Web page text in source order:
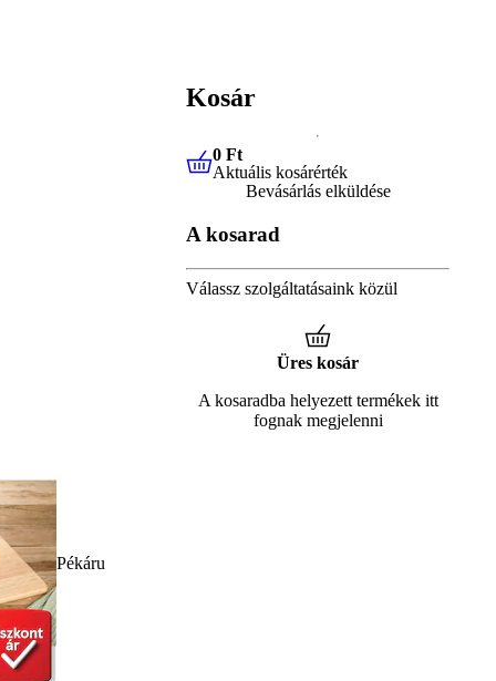
Pékáru
Kosár
0 FtAktuális kosárérték
0 Ft
Aktuális kosárérték
Bevásárlás elküldése
A kosarad
Válassz szolgáltatásaink közül
Üres kosár
A kosaradba helyezett termékek itt
fognak megjelenni